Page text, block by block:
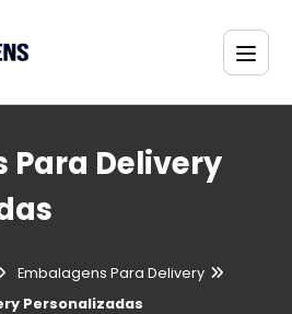
Para Delivery
Embalagens Para Delivery
Personalizadas